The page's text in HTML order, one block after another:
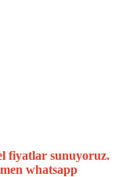
fiyatlar sunuyoruz.
whatsapp